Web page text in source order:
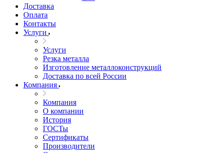
Доставка
Оплата
Контакты
Услуги
Услуги
Резка металла
Изготовление металлоконструкций
Доставка по всей России
Компания
Компания
О компании
История
ГОСТы
Сертификаты
Производители